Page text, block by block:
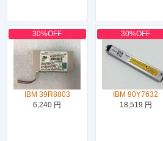
30%OFF
IBM 39R8803
6,240 円
30%OFF
IBM 90Y7632
18,519 円